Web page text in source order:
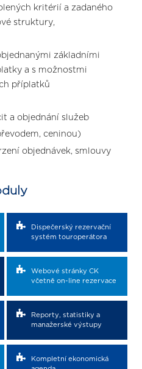
kritérií a zadaného
struktury,
základními
a s možnostmi
příplatků
a objednání služeb
ceninou)
objednávek, smlouvy
Dispečerský rezervační
systém touroperátora
Webové stránky CK
včetně on-line rezervace
Reporty, statistiky a
manažerské výstupy
Kompletní ekonomická